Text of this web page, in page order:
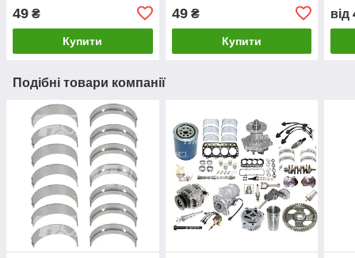
49 ₴
Купити
49₴
Купити
від
Подібні товари компанії